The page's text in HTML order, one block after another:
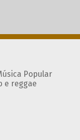
Popular
e reggae